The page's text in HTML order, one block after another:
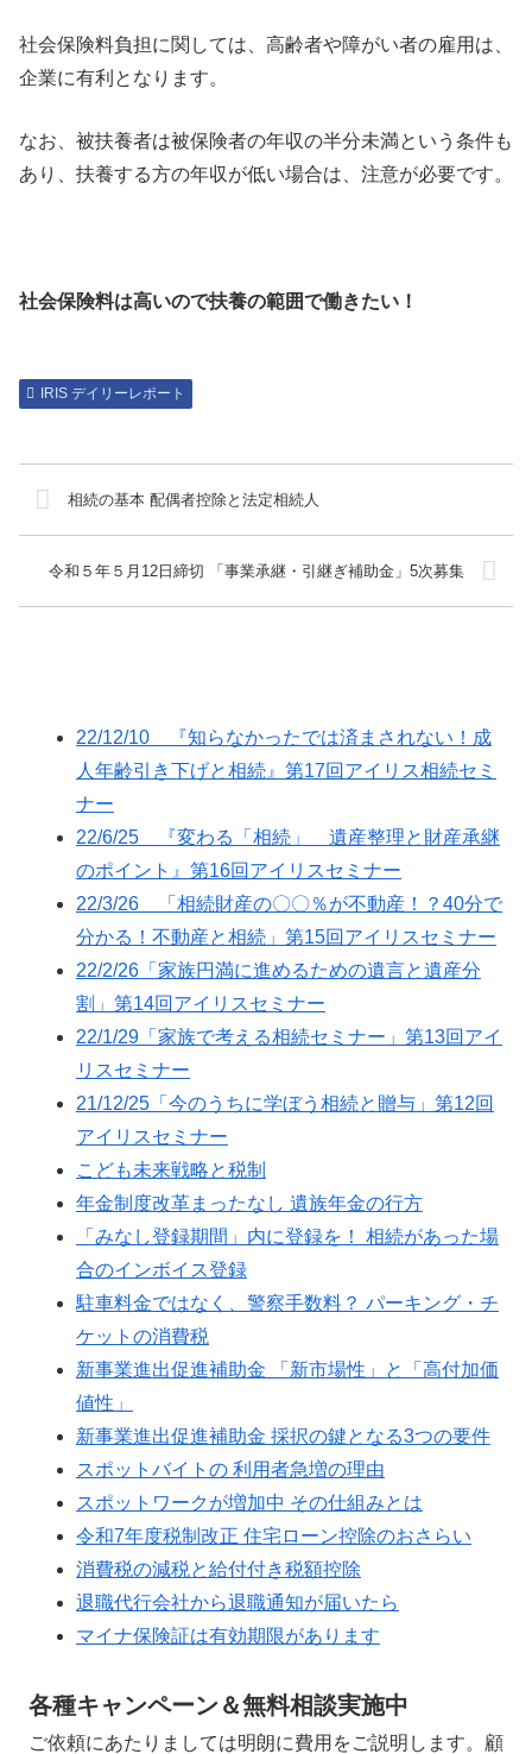
社会保険料負担に関しては、高齢者や障がい者の雇用は、
企業に有利となります。
なお、被扶養者は被保険者の年収の半分未満という条件も
あり、扶養する方の年収が低い場合は、注意が必要です。
社会保険料は高いので扶養の範囲で働きたい！
IRIS デイリーレポート
相続の基本 配偶者控除と法定相続人
令和５年５月12日締切 「事業承継・引継ぎ補助金」5次募集
22/12/10 『知らなかったでは済まされない！成
人年齢引き下げと相続』第17回アイリス相続セミ
ナー
22/6/25 『変わる「相続」 遺産整理と財産承継
のポイント』第16回アイリスセミナー
22/3/26 「相続財産の〇〇％が不動産！？40分で
分かる！不動産と相続」第15回アイリスセミナー
22/2/26「家族円満に進めるための遺言と遺産分
割」第14回アイリスセミナー
22/1/29「家族で考える相続セミナー」第13回アイ
リスセミナー
21/12/25「今のうちに学ぼう相続と贈与」第12回
アイリスセミナー
こども未来戦略と税制
年金制度改革まったなし 遺族年金の行方
「みなし登録期間」内に登録を！ 相続があった場
合のインボイス登録
駐車料金ではなく、警察手数料？ パーキング・チ
ケットの消費税
新事業進出促進補助金 「新市場性」と「高付加価
値性」
新事業進出促進補助金 採択の鍵となる3つの要件
スポットバイトの 利用者急増の理由
スポットワークが増加中 その仕組みとは
令和7年度税制改正 住宅ローン控除のおさらい
消費税の減税と給付付き税額控除
退職代行会社から退職通知が届いたら
マイナ保険証は有効期限があります
各種キャンペーン＆無料相談実施中
ご依頼にあたりましては明朗に費用をご説明します。顧